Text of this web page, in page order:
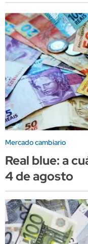
Mercado cambiario
Real blue: a
4 de agosto